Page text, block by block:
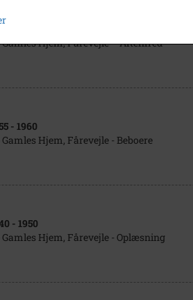
Gamles Hjem, Fårevejle - "Aftenfred"
- 1960
Gamles Hjem, Fårevejle - Beboere
- 1950
Gamles Hjem, Fårevejle - Oplæsning